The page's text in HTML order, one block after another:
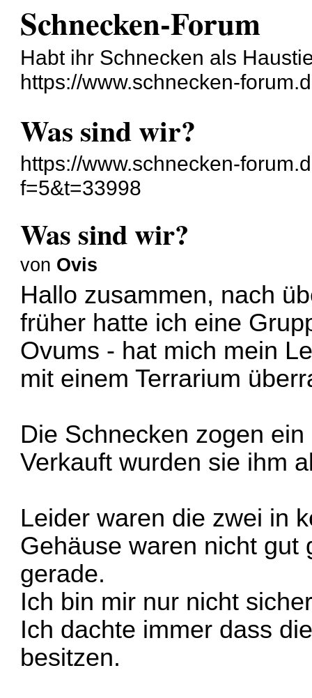
Schnecken-Forum
Habt ihr Schnecken als
https://www.schnecken-
Was sind wir?
https://www.schnecken-
f=5&t=33998
Was sind wir?
von Ovis
Hallo zusammen, nach
früher hatte ich eine
Ovums - hat mich mein
mit einem Terrarium
Die Schnecken zogen
Verkauft wurden sie ihm
Leider waren die zwei in
Gehäuse waren nicht gut
gerade.
Ich bin mir nur nicht
Ich dachte immer dass
besitzen.